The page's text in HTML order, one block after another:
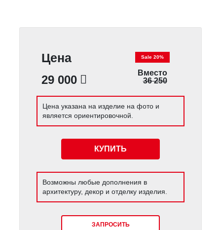
Цена
29 000
Sale 20%
Вместо
36 250
Цена указана на изделие на фото и
является ориентировочной.
КУПИТЬ
Возможны любые дополнения в
архитектуру, декор и отделку изделия.
ЗАПРОСИТЬ